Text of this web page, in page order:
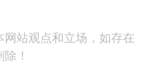
站观点和立场，如存在
！